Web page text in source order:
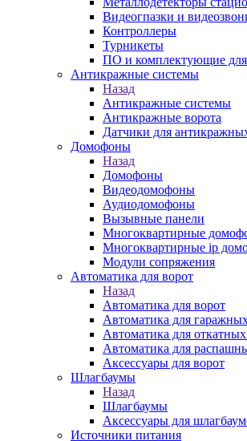
Видеогпазки и
Контроллеры
Турникеты
ПО и комплектующие
Антикражные системы
Назад
Антикражные системы
Антикражные ворота
Датчики для
Домофоны
Назад
Домофоны
Видеодомофоны
Аудиодомофоны
Вызывные панели
Многоквартирные
Многоквартирные ip
Модули сопряжения
Автоматика для ворот
Назад
Автоматика для ворот
Автоматика для
Автоматика для
Автоматика для
Аксессуары для ворот
Шлагбаумы
Назад
Шлагбаумы
Аксессуары для
Источники питания